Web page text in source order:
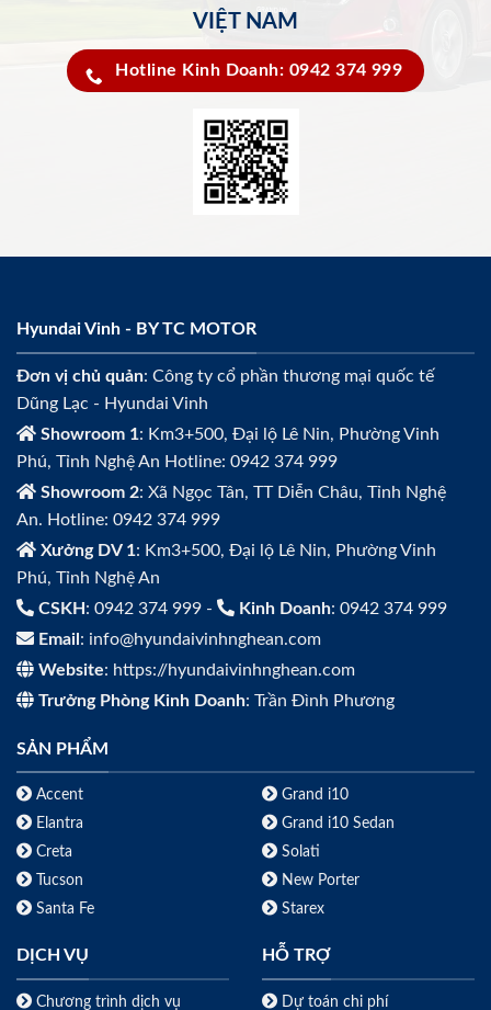
VIỆT NAM
Hotline Kinh Doanh: 0942 374 999
Hyundai Vinh - BY TC MOTOR
Đơn vị chủ quản: Công ty cổ phần thương mại quốc tế
Dũng Lạc - Hyundai Vinh
Showroom 1: Km3+500, Đại lộ Lê Nin, Phường Vinh
Phú, Tỉnh Nghệ An Hotline: 0942 374 999
Showroom 2: Xã Ngọc Tân, TT Diễn Châu, Tỉnh Nghệ
An. Hotline: 0942 374 999
Xưởng DV 1: Km3+500, Đại lộ Lê Nin, Phường Vinh
Phú, Tỉnh Nghệ An
CSKH : 0942 374 999 - Kinh Doanh: 0942 374 999
Email : info@hyundaivinhnghean.com
Website: https://hyundaivinhnghean.com
Trưởng Phòng Kinh Doanh: Trần Đình Phương
SẢN PHẨM
Accent
Elantra
Creta
Tucson
Santa Fe
Grand i10
Grand i10 Sedan
Solati
New Porter
Starex
DỊCH VỤ
Chương trình dịch vụ
HỖ TRỢ
Dự toán chi phí